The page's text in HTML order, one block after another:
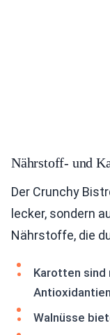
Nährstoff- und
Der Crunchy
lecker, sondern
Nährstoffe, die
Karotten sind
Walnüsse